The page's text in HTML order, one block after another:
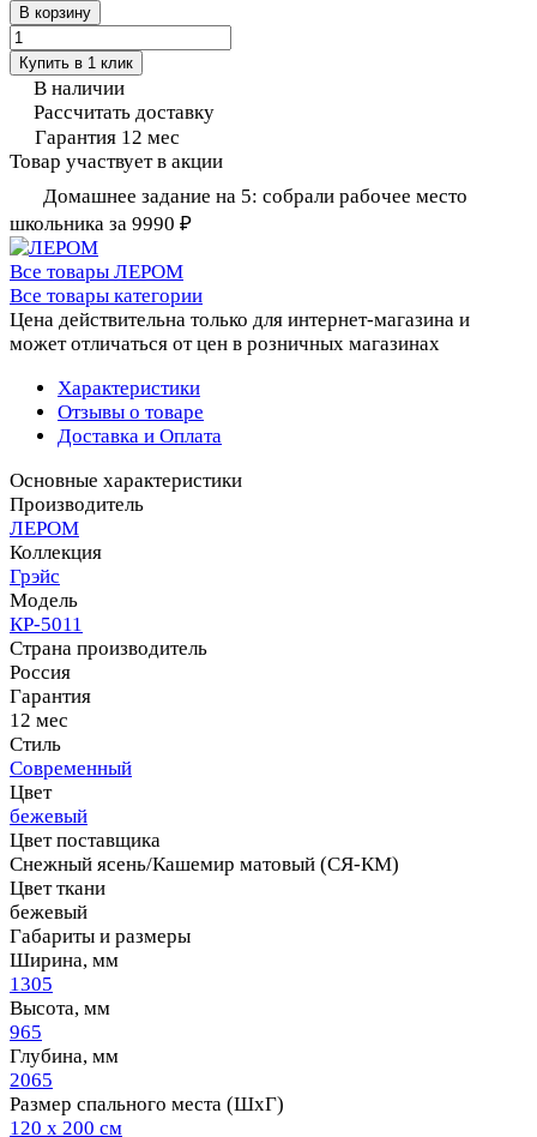
В корзину
Купить в 1 клик
В наличии
Рассчитать доставку
Гарантия 12 мес
Товар участвует в акции
Домашнее задание на 5: собрали рабочее место
школьника за 9990 ₽
Все товары ЛЕРОМ
Все товары категории
Цена действительна только для интернет-магазина и
может отличаться от цен в розничных магазинах
Характеристики
Отзывы о товаре
Доставка и Оплата
Основные характеристики
Производитель
ЛЕРОМ
Коллекция
Грэйс
Модель
КР-5011
Страна производитель
Россия
Гарантия
12 мес
Стиль
Современный
Цвет
бежевый
Цвет поставщика
Снежный ясень/Кашемир матовый (СЯ-КМ)
Цвет ткани
бежевый
Габариты и размеры
Ширина, мм
1305
Высота, мм
965
Глубина, мм
2065
Размер спального места (ШхГ)
120 х 200 см